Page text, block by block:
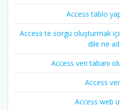
Access tablo
Access te sorgu oluşturmak
dile ne
Access veri tabanı
Access
Access web